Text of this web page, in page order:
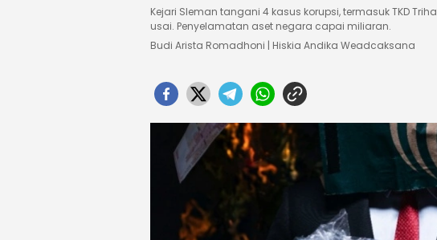
Kejari Sleman tangani 4 kasus korupsi, termasuk TKD
usai. Penyelamatan aset negara capai miliaran.
Budi Arista Romadhoni | Hiskia Andika Weadcaksana